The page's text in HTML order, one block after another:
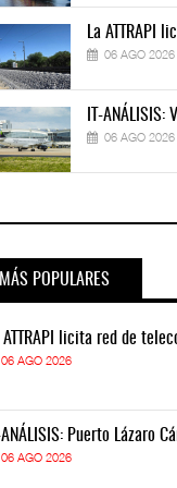
La ATTRAPI
06 AGO 2026
IT-
06 AGO 2026
MÁS POPULARES
ATTRAPI licita red de
06 AGO 2026
ANÁLISIS: Puerto Lázaro
06 AGO 2026